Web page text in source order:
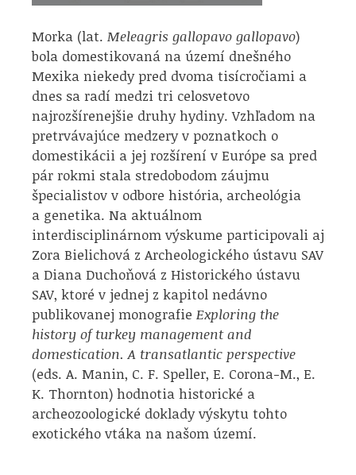
Morka (lat. Meleagris gallopavo gallopavo)
bola domestikovaná na území dnešného
Mexika niekedy pred dvoma tisícročiami a
dnes sa radí medzi tri celosvetovo
najrozšírenejšie druhy hydiny. Vzhľadom na
pretrvávajúce medzery v poznatkoch o
domestikácii a jej rozšírení v Európe sa pred
pár rokmi stala stredobodom záujmu
špecialistov v odbore história, archeológia
a genetika. Na aktuálnom
interdisciplinárnom výskume participovali aj
Zora Bielichová z Archeologického ústavu SAV
a Diana Duchoňová z Historického ústavu
SAV, ktoré v jednej z kapitol nedávno
publikovanej monografie Exploring the
history of turkey management and
domestication. A transatlantic perspective
(eds. A. Manin, C. F. Speller, E. Corona-M., E.
K. Thornton) hodnotia historické a
archeozoologické doklady výskytu tohto
exotického vtáka na našom území.